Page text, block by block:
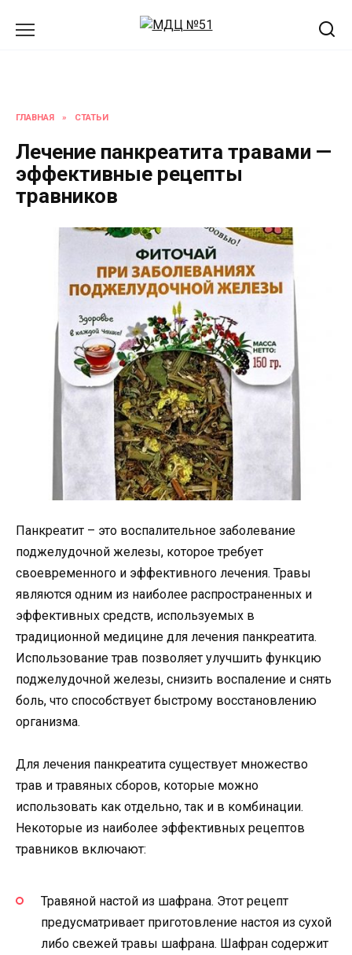
ГЛАВНАЯ » СТАТЬИ
Лечение панкреатита травами —
эффективные рецепты
травников
Панкреатит – это воспалительное заболевание
поджелудочной железы, которое требует
своевременного и эффективного лечения. Травы
являются одним из наиболее распространенных и
эффективных средств, используемых в
традиционной медицине для лечения панкреатита.
Использование трав позволяет улучшить функцию
поджелудочной железы, снизить воспаление и снять
боль, что способствует быстрому восстановлению
организма.
Для лечения панкреатита существует множество
трав и травяных сборов, которые можно
использовать как отдельно, так и в комбинации.
Некоторые из наиболее эффективных рецептов
травников включают:
Травяной настой из шафрана. Этот рецепт
предусматривает приготовление настоя из сухой
либо свежей травы шафрана. Шафран содержит